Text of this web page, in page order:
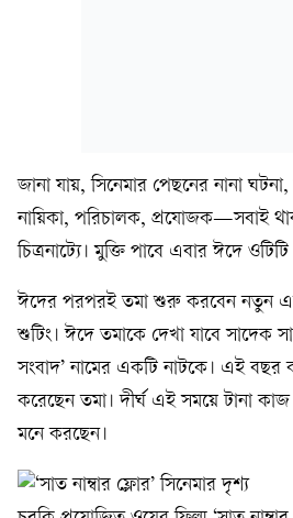
জানা যায়, সিনেমার পেছনের নানা
নায়িকা, পরিচালক, প্রযোজক—সবাই
চিত্রনাট্যে। মুক্তি পাবে এবার ঈদে ওটিটি
ঈদের পরপরই তমা শুরু করবেন নতুন
শুটিং। ঈদে তমাকে দেখা যাবে সাদেক
সংবাদ’ নামের একটি নাটকে। এই বছর
করেছেন তমা। দীর্ঘ এই সময়ে টানা
মনে করছেন।